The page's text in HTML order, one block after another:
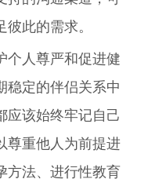
此的需求。
个人尊严和促进健
稳定的伴侣关系中
应该始终牢记自己
尊重他人为前提进
方法、进行性教育